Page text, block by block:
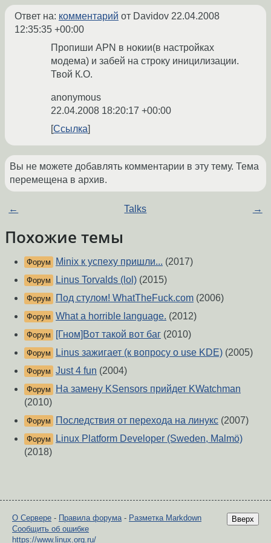
Ответ на: комментарий от Davidov 22.04.2008
12:35:35 +00:00
Пропиши APN в нокии(в настройках
модема) и забей на строку иницилизации.
Твой К.О.
anonymous
22.04.2008 18:20:17 +00:00
Ссылка
Вы не можете добавлять комментарии в эту тему. Тема
перемещена в архив.
← Talks →
Похожие темы
Форум Minix к успеху пришли... (2017)
Форум Linus Torvalds (lol) (2015)
Форум Под стулом! WhatTheFuck.com (2006)
Форум What a horrible language. (2012)
Форум [Гном]Вот такой вот баг (2010)
Форум Linus зажигает (к вопросу о use KDE) (2005)
Форум Just 4 fun (2004)
Форум
На замену KSensors прийдет KWatchman
(2010)
Форум Последствия от перехода на линукс (2007)
Форум
Linux Platform Developer (Sweden, Malmö)
(2018)
Вверх
О Сервере - Правила форума- Разметка Markdown
Сообщить об ошибке
https://www.linux.org.ru/